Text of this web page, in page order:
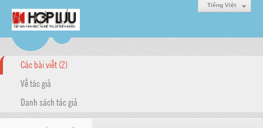
Tiếng Việt
Các bài viết (2)
Về tác giả
Danh sách tác giả